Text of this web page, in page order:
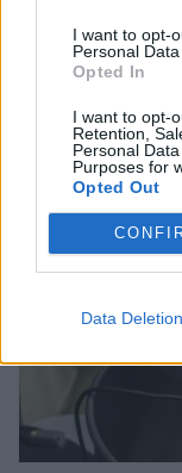
I want to opt-
Personal
Opted In
I want to opt-
Retention,
Personal
Purposes for
Opted Out
Data Deletion
Σχέδια
Απόφαση με
ευρώ
08/08/2026 11:09